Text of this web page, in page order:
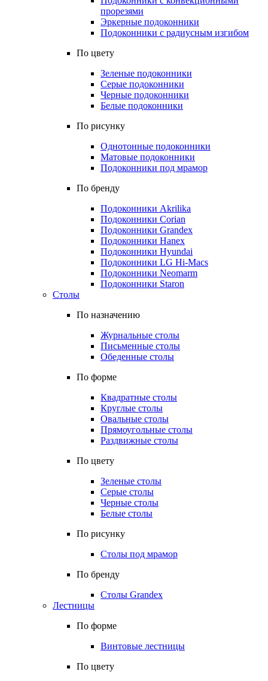
прорезями
Эркерные подоконники
Подоконники с радиусным изгибом
По цвету
Зеленые подоконники
Серые подоконники
Черные подоконники
Белые подоконники
По рисунку
Однотонные подоконники
Матовые подоконники
Подоконники под мрамор
По бренду
Подоконники Akrilika
Подоконники Corian
Подоконники Grandex
Подоконники Hanex
Подоконники Hyundai
Подоконники LG Hi-Macs
Подоконники Neomarm
Подоконники Staron
Столы
По назначению
Журнальные столы
Письменные столы
Обеденные столы
По форме
Квадратные столы
Круглые столы
Овальные столы
Прямоугольные столы
Раздвижные столы
По цвету
Зеленые столы
Серые столы
Черные столы
Белые столы
По рисунку
Столы под мрамор
По бренду
Столы Grandex
Лестницы
По форме
Винтовые лестницы
По цвету